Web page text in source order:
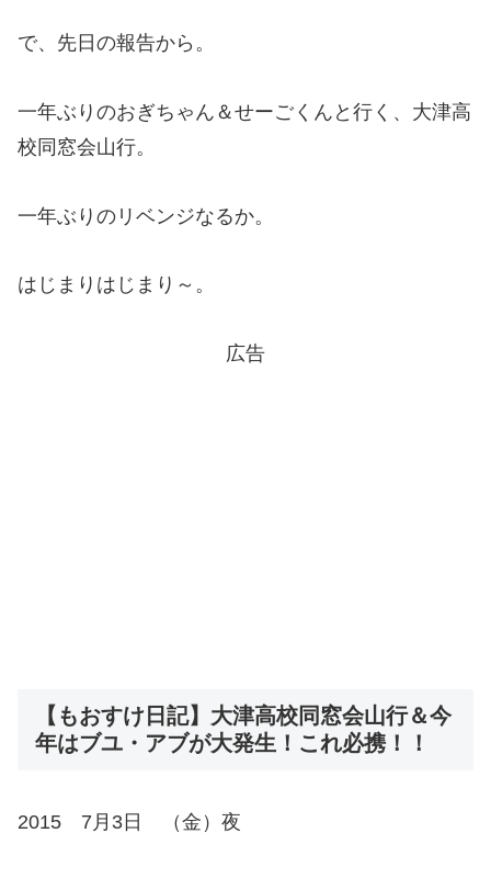
で、先日の報告から。
一年ぶりのおぎちゃん＆せーごくんと行く、大津高
校同窓会山行。
一年ぶりのリベンジなるか。
はじまりはじまり～。
広告
【もおすけ日記】大津高校同窓会山行＆今
年はブユ・アブが大発生！これ必携！！
2015 7月3日 （金）夜